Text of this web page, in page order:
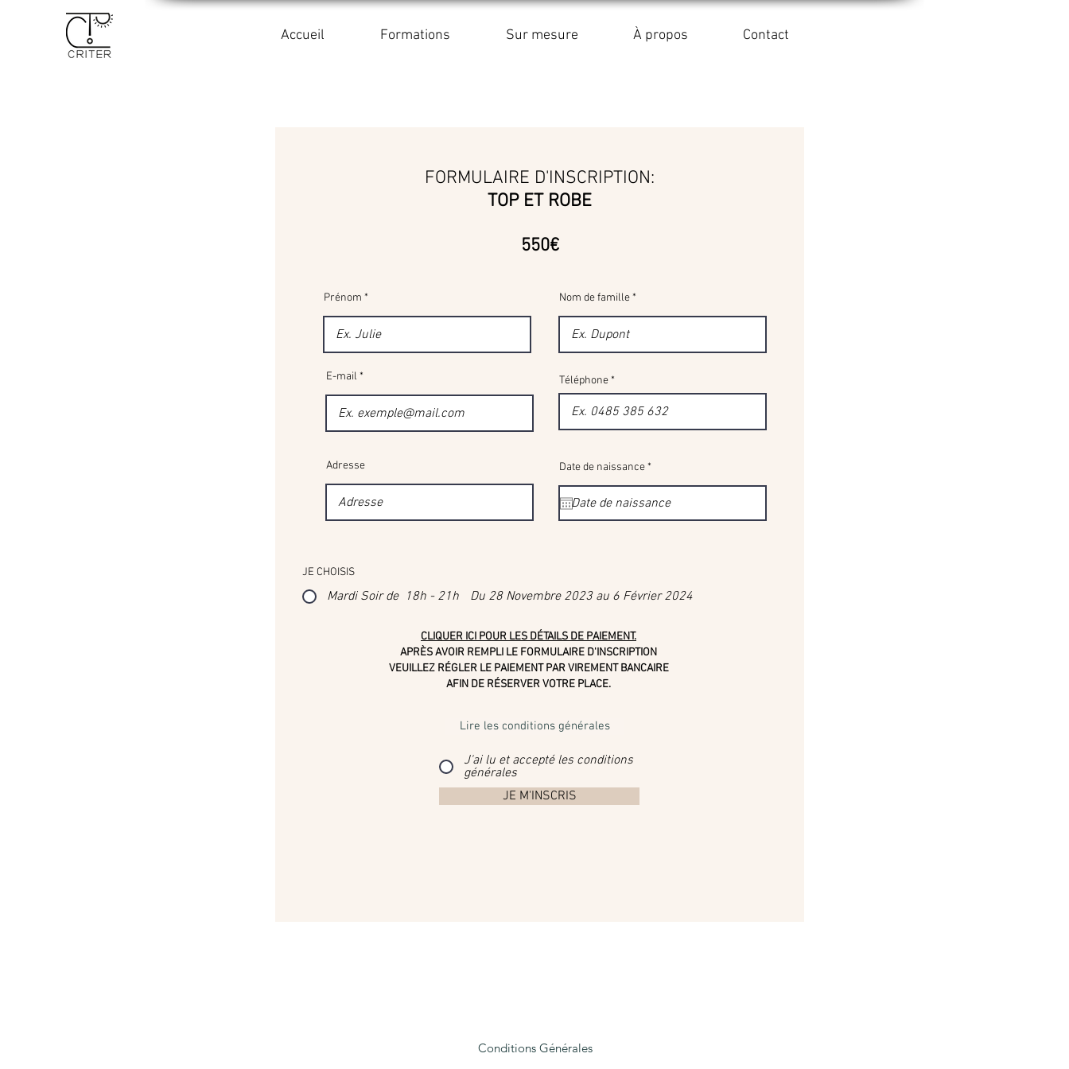
Accueil Formations Sur mesure À propos Contact
FORMULAIRE D'INSCRIPTION:
TOP ET ROBE
550€
Prénom Nom de famille
E-mail Téléphone
Adresse Date de naissance*
q
u
i
r
JE CHOISIS
Mardi Soir de 18h - 21h Du 28 Novembre 2023 au 6 Février 2024
CLIQUER ICI POUR LES DÉTAILS DE PAIEMENT.
APRÈS AVOIR REMPLI LE FORMULAIRE D'INSCRIPTION
VEUILLEZ RÉGLER LE PAIEMENT PAR VIREMENT BANCAIRE
AFIN DE RÉSERVER VOTRE PLACE.
Lire les conditions générales
J'ai lu et accepté les conditions
générales
JE M'INSCRIS
Conditions Générales